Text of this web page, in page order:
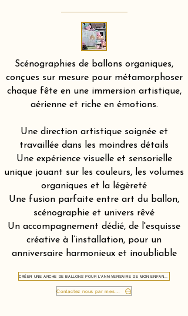
Scénographies de ballons organiques,
conçues sur mesure pour métamorphoser
chaque fête en une immersion artistique,
aérienne et riche en émotions.
Une direction artistique soignée et
travaillée dans les moindres détails
Une expérience visuelle et sensorielle
unique jouant sur les couleurs, les volumes
organiques et la légèreté
Une fusion parfaite entre art du ballon,
scénographie et univers rêvé
Un accompagnement dédié, de l'esquisse
créative à l’installation, pour un
anniversaire harmonieux et inoubliable